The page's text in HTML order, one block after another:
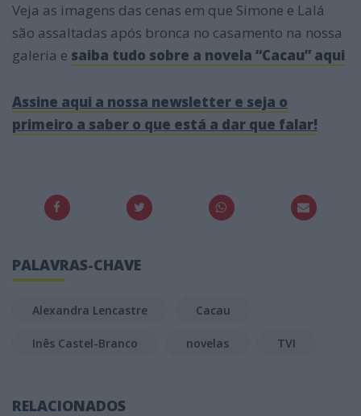
Veja as imagens das cenas em que Simone e Lalá
são assaltadas após bronca no casamento na nossa
galeria e saiba tudo sobre a novela “Cacau” aqui
Assine aqui a nossa newsletter e seja o
primeiro a saber o que está a dar que falar!
PALAVRAS-CHAVE
Alexandra Lencastre Cacau
Inês Castel-Branco novelas TVI
RELACIONADOS